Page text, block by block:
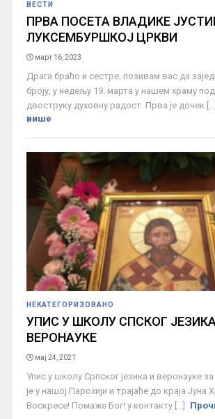
ВЕСТИ
ПРВА ПОСЕТА ВЛАДИКЕ
ЛУКСЕМБУРШКОЈ ЦРКВИ
март 16, 2023
Драга браћо и сестре, позивам вас да
броју, у недељу 19. марта у нашем храму
двоструку духовну радост. Прва је дочек [...]
више
НЕКАТЕГОРИЗОВАНО
УПИС У ШКОЛУ СПСКОГ
ВЕРОНАУКЕ
мај 24, 2021
Упис у школу Српског језика и веронауке
је у нашој Парохији и трајаће до краја Јуна
Воскресе! Помаже Бог! у контакту [...]